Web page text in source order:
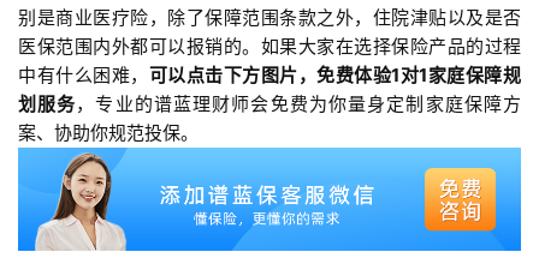
别是商业医疗险，除了保障范围条款之外，住院津贴以及是否
医保范围内外都可以报销的。如果大家在选择保险产品的过程
中有什么困难， 可以点击下方图片，免费体验1对1家庭保障规
划服务，专业的谱蓝理财师会免费为你量身定制家庭保障方
案、协助你规范投保。